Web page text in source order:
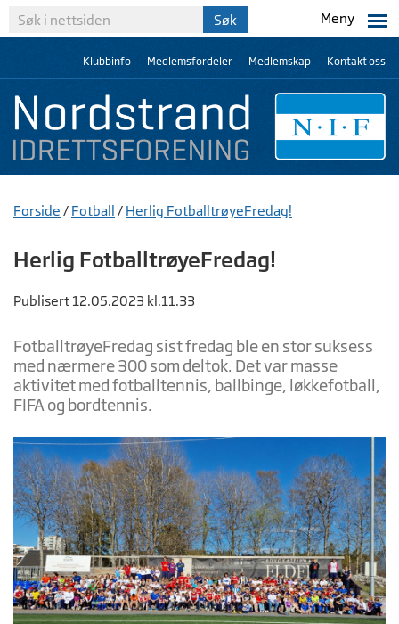
Meny
Klubbinfo Medlemsfordeler Medlemskap Kontakt oss
Forside / Fotball / Herlig FotballtrøyeFredag!
Herlig FotballtrøyeFredag!
Publisert 12.05.2023 kl.11.33
FotballtrøyeFredag sist fredag ble en stor suksess
med nærmere 300 som deltok. Det var masse
aktivitet med fotballtennis, ballbinge, løkkefotball,
FIFA og bordtennis.